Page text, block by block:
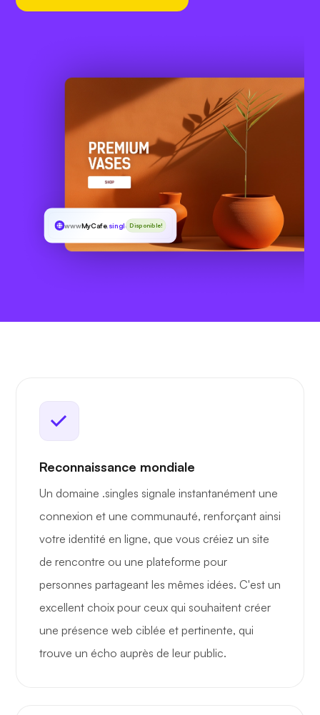
wwwMyCafe.singlesDisponible!
Reconnaissance mondiale
Un domaine .singles signale instantanément une
connexion et une communauté, renforçant ainsi
votre identité en ligne, que vous créiez un site
de rencontre ou une plateforme pour
personnes partageant les mêmes idées. C'est un
excellent choix pour ceux qui souhaitent créer
une présence web ciblée et pertinente, qui
trouve un écho auprès de leur public.